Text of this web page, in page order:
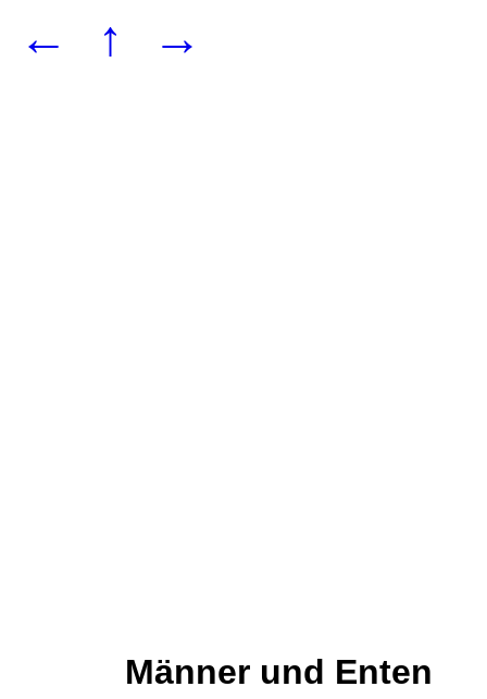
← ↑ →
Männer und Enten